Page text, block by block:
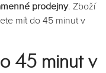
prodejny​. Zboží
mít do 45 minut v
45 minut v